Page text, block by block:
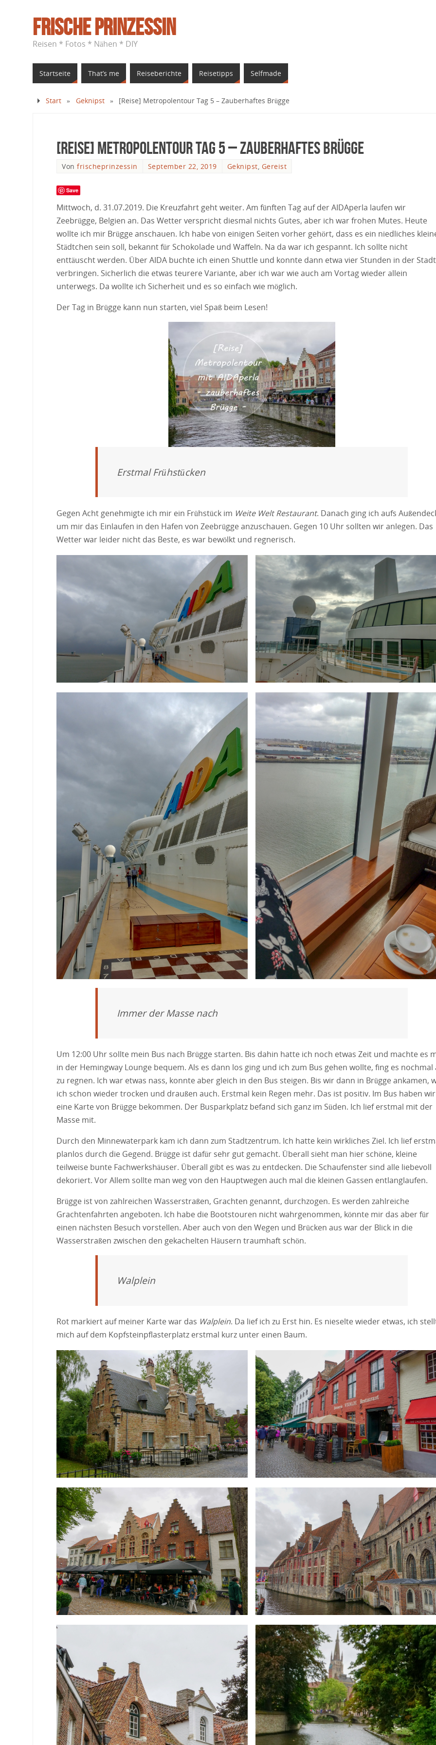
Frische Prinzessin
Reisen * Fotos * Nähen * DIY
Startseite That’s me Reiseberichte Reisetipps Selfmade
Start » Geknipst » [Reise] Metropolentour Tag 5 – Zauberhaftes Brügge
[Reise] Metropolentour Tag 5 – Zauberhaftes Brügge
Von frischeprinzessin September 22, 2019 Geknipst, Gereist
Save
Mittwoch, d. 31.07.2019. Die Kreuzfahrt geht weiter. Am fünften Tag auf der AIDAperla laufen wir
Zeebrügge, Belgien an. Das Wetter verspricht diesmal nichts Gutes, aber ich war frohen Mutes. Heute
wollte ich mir Brügge anschauen. Ich habe von einigen Seiten vorher gehört, dass es ein niedliches
Städtchen sein soll, bekannt für Schokolade und Waffeln. Na da war ich gespannt. Ich sollte nicht
enttäuscht werden. Über AIDA buchte ich einen Shuttle und konnte dann etwa vier Stunden in der Stadt
verbringen. Sicherlich die etwas teurere Variante, aber ich war wie auch am Vortag wieder allein
unterwegs. Da wollte ich Sicherheit und es so einfach wie möglich.
Der Tag in Brügge kann nun starten, viel Spaß beim Lesen!
Erstmal Frühstücken
Gegen Acht genehmigte ich mir ein Frühstück im Weite Welt Restaurant. Danach ging ich aufs
um mir das Einlaufen in den Hafen von Zeebrügge anzuschauen. Gegen 10 Uhr sollten wir anlegen. Das
Wetter war leider nicht das Beste, es war bewölkt und regnerisch.
Immer der Masse nach
Um 12:00 Uhr sollte mein Bus nach Brügge starten. Bis dahin hatte ich noch etwas Zeit und machte es
in der Hemingway Lounge bequem. Als es dann los ging und ich zum Bus gehen wollte, fing es nochmal
zu regnen. Ich war etwas nass, konnte aber gleich in den Bus steigen. Bis wir dann in Brügge ankamen,
ich schon wieder trocken und draußen auch. Erstmal kein Regen mehr. Das ist positiv. Im Bus haben wir
eine Karte von Brügge bekommen. Der Busparkplatz befand sich ganz im Süden. Ich lief erstmal mit der
Masse mit.
Durch den Minnewaterpark kam ich dann zum Stadtzentrum. Ich hatte kein wirkliches Ziel. Ich lief
planlos durch die Gegend. Brügge ist dafür sehr gut gemacht. Überall sieht man hier schöne, kleine
teilweise bunte Fachwerkshäuser. Überall gibt es was zu entdecken. Die Schaufenster sind alle liebevoll
dekoriert. Vor Allem sollte man weg von den Hauptwegen auch mal die kleinen Gassen entlanglaufen.
Brügge ist von zahlreichen Wasserstraßen, Grachten genannt, durchzogen. Es werden zahlreiche
Grachtenfahrten angeboten. Ich habe die Bootstouren nicht wahrgenommen, könnte mir das aber für
einen nächsten Besuch vorstellen. Aber auch von den Wegen und Brücken aus war der Blick in die
Wasserstraßen zwischen den gekachelten Häusern traumhaft schön.
Walplein
Rot markiert auf meiner Karte war das Walplein. Da lief ich zu Erst hin. Es nieselte wieder etwas, ich
mich auf dem Kopfsteinpflasterplatz erstmal kurz unter einen Baum.